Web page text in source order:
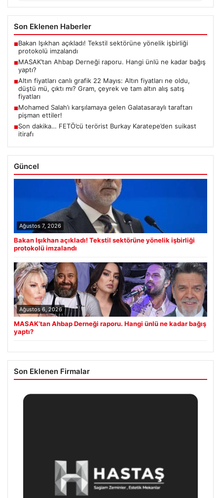
Son Eklenen Haberler
■Bakan Işıkhan açıkladı! Tekstil sektörüne yönelik işbirliği
protokolü imzalandı
■MASAK’tan Ahbap Derneği raporu. Hangi ünlü ne kadar bağış
yaptı?
■Altın fiyatları canlı grafik 22 Mayıs: Altın fiyatları ne oldu,
düştü mü, çıktı mı? Gram, çeyrek ve tam altın alış satış
fiyatları
■Mohamed Salah’ı karşılamaya gelen Galatasaraylı taraftarı
pişman ettiler!
■Son dakika… FETÖ’cü terörist Burkay Karatepe’den suikast
itirafı
Güncel
Ağustos 7, 2026
Bakan Işıkhan açıkladı! Tekstil sektörüne yönelik işbirliği
protokolü imzalandı
Ağustos 6, 2026
MASAK’tan Ahbap Derneği raporu. Hangi ünlü ne kadar bağış
yaptı?
Son Eklenen Firmalar